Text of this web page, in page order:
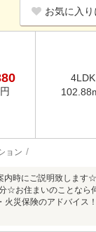
お気に入り
4LDK
ョン
時にご説明致しま
☆お住まいのことなら
災保険のアドバイス